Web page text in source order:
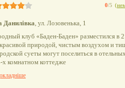
0/5 (
Данилівка, ул. Лозовенька, 1
клуб «Баден-Баден» разместился в
природой, чистым воздухом и
суеты могут поселиться в
х комнатном коттедже